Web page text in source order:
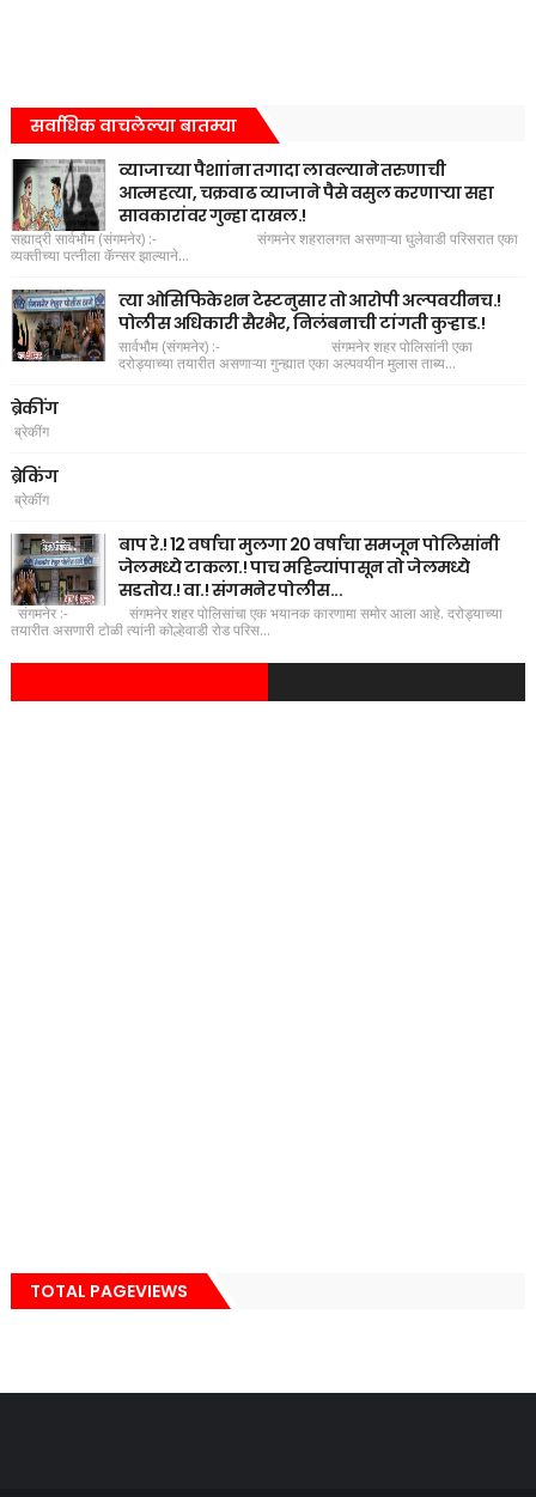
सर्वाधिक वाचलेल्या बातम्या
व्याजाच्या पैशाांना तगादा लावल्याने तरुणाची
आत्महत्या, चक्रवाढ व्याजाने पैसे वसुल करणाऱ्या सहा
सावकारांवर गुन्हा दाखल.!
सह्याद्री सार्वभौम (संगमनेर) :- संगमनेर शहरालगत असणाऱ्या घुलेवाडी परिसरात एका
व्यक्तीच्या पत्नीला कॅन्सर झाल्याने...
त्या ओसिफिकेशन टेस्टनुसार तो आरोपी अल्पवयीनच.!
पोलीस अधिकारी सैरभैर, निलंबनाची टांगती कुऱ्हाड.!
सार्वभौम (संगमनेर) :- संगमनेर शहर पोलिसांनी एका
दरोड्याच्या तयारीत असणाऱ्या गुन्ह्यात एका अल्पवयीन मुलास ताब्य...
ब्रेकींग
ब्रेकींग
ब्रेकिंग
ब्रेकींग
बाप रे.! 12 वर्षाचा मुलगा 20 वर्षाचा समजून पोलिसांनी
जेलमध्ये टाकला.! पाच महिन्यांपासून तो जेलमध्ये
सडतोय.! वा.! संगमनेर पोलीस...
संगमनेर :- संगमनेर शहर पोलिसांचा एक भयानक कारणामा समोर आला आहे. दरोड्याच्या
तयारीत असणारी टोळी त्यांनी कोल्हेवाडी रोड परिस...
TOTAL PAGEVIEWS